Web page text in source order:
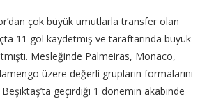
çok büyük umutlarla transfer olan
11 gol kaydetmiş ve taraftarında büyük
Mesleğinde Palmeiras, Monaco,
üzere değerli grupların formalarını
geçirdiği 1 dönemin akabinde